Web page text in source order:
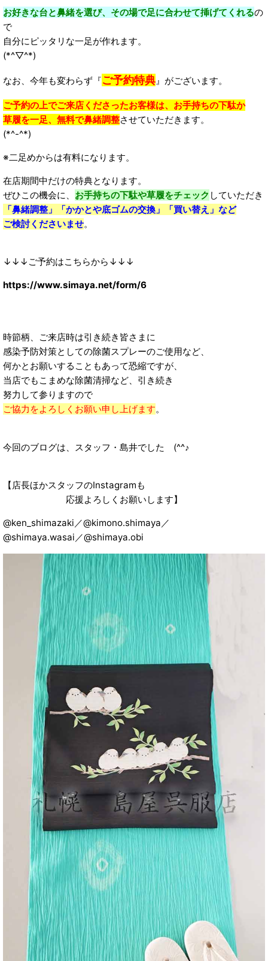
お好きな台と鼻緒を選び、その場で足に合わせて挿げてくれるの
で
自分にピッタリな一足が作れます。
(*^▽^*)
なお、今年も変わらず『ご予約特典』がございます。
ご予約の上でご来店くださったお客様は、お手持ちの下駄か
草履を一足、無料で鼻緒調整させていただきます。
(*^-^*)
※二足めからは有料になります。
在店期間中だけの特典となります。
ぜひこの機会に、 お手持ちの下駄や草履をチェック していただき
「鼻緒調整」「かかとや底ゴムの交換」「買い替え」など
ご検討くださいませ。
↓↓↓ご予約はこちらから↓↓↓
https://www.simaya.net/form/6
時節柄、ご来店時は引き続き皆さまに
感染予防対策としての除菌スプレーのご使用など、
何かとお願いすることもあって恐縮ですが、
当店でもこまめな除菌清掃など、引き続き
努力して参りますので
ご協力をよろしくお願い申し上げます。
今回のブログは、スタッフ・島井でした (^^♪
【店長ほかスタッフのInstagramも
応援よろしくお願いします】
@ken_shimazaki／@kimono.shimaya／
@shimaya.wasai／@shimaya.obi